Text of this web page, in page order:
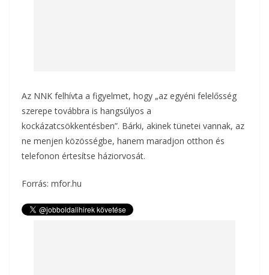
Az NNK felhívta a figyelmet, hogy „az egyéni felelősség
szerepe továbbra is hangsúlyos a
kockázatcsökkentésben”. Bárki, akinek tünetei vannak, az
ne menjen közösségbe, hanem maradjon otthon és
telefonon értesítse háziorvosát.
Forrás: mfor.hu